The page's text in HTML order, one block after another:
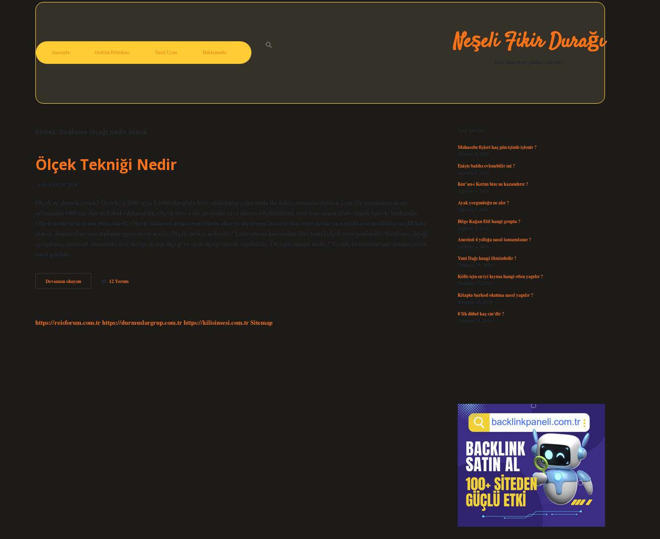
Anasayfa Gizlilik Politikası Yasal Uyarı Hakkımızda Neşeli Fikir Durağı
Etiket: Sıralama ölçeği nedir örnek
Ölçek Tekniği Nedir
Tarih: Eylül 22, 2024
Ölçek ne demek örnek? Örnek: 1/1000 veya 1:1000 ölçeğinin bize söylediği şey, haritada iki nokta arasında ölçülen 1 cm’lik uzunluğun arazi
ortamında 1000 cm olarak kabul edilmesidir. Ölçek ayrıca bir projenin veya planın büyüklüğünü veya kapsamını ifade etmek için de kullanılır.
Ölçek nedir araştırma yöntemleri? Ölçek, bilimsel araştırmaya konu olan ve ölçülmesi istenen olay, olgu, nesne ve varlıkların özelliklerini dikkate
alarak oluşturulan veri toplama (gözlem) aracıdır. Ölçek türleri nelerdir? Literatürde kullanılan dört temel ölçek türü şunlardır: Sınıflama ölçeği
(gruplama, nominal, nominal), sıra ölçeği, aralık ölçeği ve oran ölçeği olarak sayılabilir. Ölçeğin tanımı nedir? Terazi, kelimenin tam anlamıyla en
basit şekilde…
Devamını okuyunÖlçek
Tekniği
12 Yorum
https://reisforum.com.trhttps://durmuslargrup.com.trhttps://kilisinsesi.com.trSitemap
Son Yazılar
Muhasebe fişleri kaç gün içinde işlenir ?
Ağustos 8, 2026
Enişte baldız evlenebilir mi ?
Ağustos 6, 2026
Kur’an-ı Kerim bize ne kazandırır ?
Ağustos 6, 2026
Ayak yorgunluğu ne alır ?
Ağustos 5, 2026
Bilge Kağan Etil hangi grupta ?
Ağustos 4, 2026
Anestezi 4 yıllığa nasıl tamamlanır ?
Ağustos 4, 2026
Yunt Dağı hangi ilimizdedir ?
Temmuz 29, 2026
Köfte için en iyi kıyma hangi etten yapılır ?
Temmuz 27, 2026
Kitapta barkod okutma nasıl yapılır ?
Temmuz 25, 2026
8’lik dübel kaç cm’dir ?
Temmuz 24, 2026